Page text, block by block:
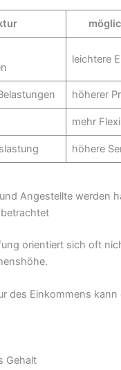
leichtere
höherer
mehr
höhere
Angestellte werden
orientiert sich oft
des Einkommens kann
Gehalt